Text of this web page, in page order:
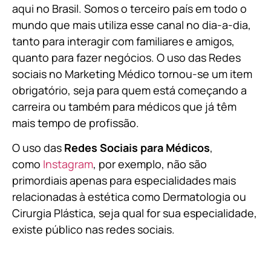
aqui no Brasil. Somos o terceiro país em todo o
mundo que mais utiliza esse canal no dia-a-dia,
tanto para interagir com familiares e amigos,
quanto para fazer negócios. O uso das Redes
sociais no Marketing Médico tornou-se um item
obrigatório, seja para quem está começando a
carreira ou também para médicos que já têm
mais tempo de profissão.
O uso das Redes Sociais para Médicos,
como Instagram, por exemplo, não são
primordiais apenas para especialidades mais
relacionadas à estética como Dermatologia ou
Cirurgia Plástica, seja qual for sua especialidade,
existe público nas redes sociais.